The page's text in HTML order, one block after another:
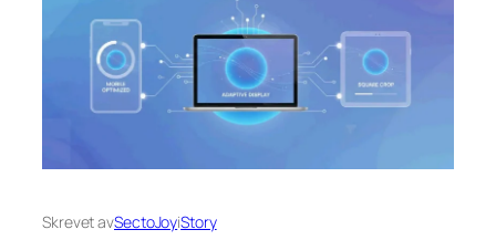
Skrevet avSectoJoyiStory